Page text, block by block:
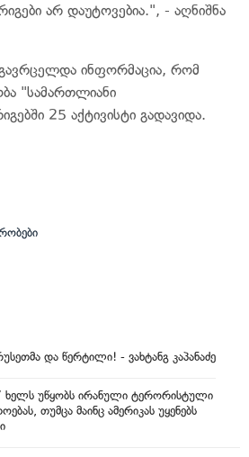
არ დაუტოვებია.", - აღნიშნა
ინფორმაცია, რომ
"სამართლიანი
25 აქტივისტი გადავიდა.
და წერტილი! - ვახტანგ კაპანაძე
ხელს უწყობს ირანული ტერორისტული
თუმცა მაინც ამერიკას უყენებს